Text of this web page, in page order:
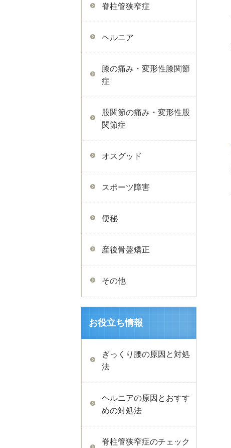
脊柱管狭窄症
ヘルニア
膝の痛み・変形性膝関節
症
股関節の痛み・変形性股
関節症
オスグッド
スポーツ障害
便秘
産後骨盤矯正
その他
お役立ち情報
ぎっくり腰の原因と対処
法
ヘルニアの原因とおすす
めの対処法
脊柱管狭窄症のチェック